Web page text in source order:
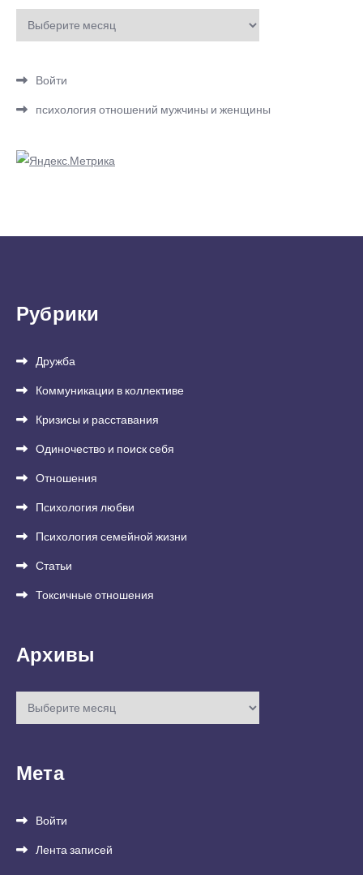
Архивы
Войти
психология отношений мужчины и женщины
Рубрики
Дружба
Коммуникации в коллективе
Кризисы и расставания
Одиночество и поиск себя
Отношения
Психология любви
Психология семейной жизни
Статьи
Токсичные отношения
Архивы
Архивы
Мета
Войти
Лента записей